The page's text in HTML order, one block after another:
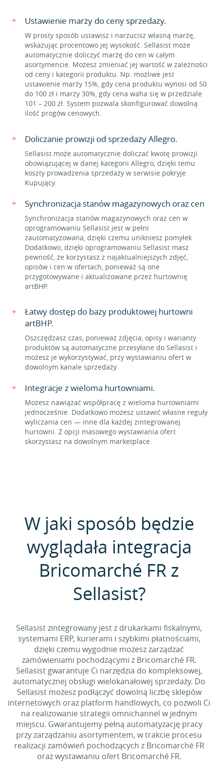
Ustawienie marży do ceny sprzedaży.
W prosty sposób ustawisz i narzucisz własną marżę,
wskazując procentowo jej wysokość. Sellasist może
automatycznie doliczyć marżę do cen w całym
asortymencie. Możesz zmieniać jej wartość w zależności
od ceny i kategorii produktu. Np. możliwe jest
ustawienie marży 15%, gdy cena produktu wynosi od 50
do 100 zł i marży 30%, gdy cena waha się w przedziale
101 – 200 zł. System pozwala skonfigurować dowolną
ilość progów cenowych.
Doliczanie prowizji od sprzedaży Allegro.
Sellasist może automatycznie doliczać kwotę prowizji
obowiązującej w danej kategorii Allegro, dzięki temu
koszty prowadzenia sprzedaży w serwisie pokryje
Kupujący.
Synchronizacja stanów magazynowych oraz cen
Synchronizacja stanów magazynowych oraz cen w
oprogramowaniu Sellasist jest w pełni
zautomatyzowana, dzięki czemu unikniesz pomyłek.
Dodatkowo, dzięki oprogramowaniu Sellasist masz
pewność, że korzystasz z najaktualniejszych zdjęć,
opisów i cen w ofertach, ponieważ są one
przygotowywane i aktualizowane przez hurtownię
artBHP.
Łatwy dostęp do bazy produktowej hurtowni
artBHP.
Oszczędzasz czas, ponieważ zdjęcia, opisy i warianty
produktów są automatyczne przesyłane do Sellasist i
możesz je wykorzystywać, przy wystawianiu ofert w
dowolnym kanale sprzedaży.
Integracje z wieloma hurtowniami.
Możesz nawiązać współpracę z wieloma hurtowniami
jednocześnie. Dodatkowo możesz ustawić własne reguły
wyliczania cen — inne dla każdej zintegrowanej
hurtowni. Z opcji masowego wystawiania ofert
skorzystasz na dowolnym marketplace.
W jaki sposób będzie
wyglądała integracja
Bricomarché FR z
Sellasist?
Sellasist zintegrowany jest z drukarkami fiskalnymi,
systemami ERP, kurierami i szybkimi płatnościami,
dzięki czemu wygodnie możesz zarządzać
zamówieniami pochodzącymi z Bricomarché FR.
Sellasist gwarantuje Ci narzędzia do kompleksowej,
automatycznej obsługi wielokanałowej sprzedaży. Do
Sellasist możesz podłączyć dowolną liczbę sklepów
internetowych oraz platform handlowych, co pozwoli Ci
na realizowanie strategii omnichannel w jednym
miejscu. Gwarantujemy pełną automatyzację pracy
przy zarządzaniu asortymentem, w trakcie procesu
realizacji zamówień pochodzących z Bricomarché FR
oraz wystawianiu ofert Bricomarché FR.